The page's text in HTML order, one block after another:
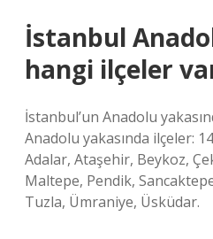
İstanbul
hangi ilçeler
İstanbul’un Anadolu
Anadolu yakasında ilçeler:
Adalar, Ataşehir, Beykoz,
Maltepe, Pendik,
Tuzla, Ümraniye, Üsküdar.